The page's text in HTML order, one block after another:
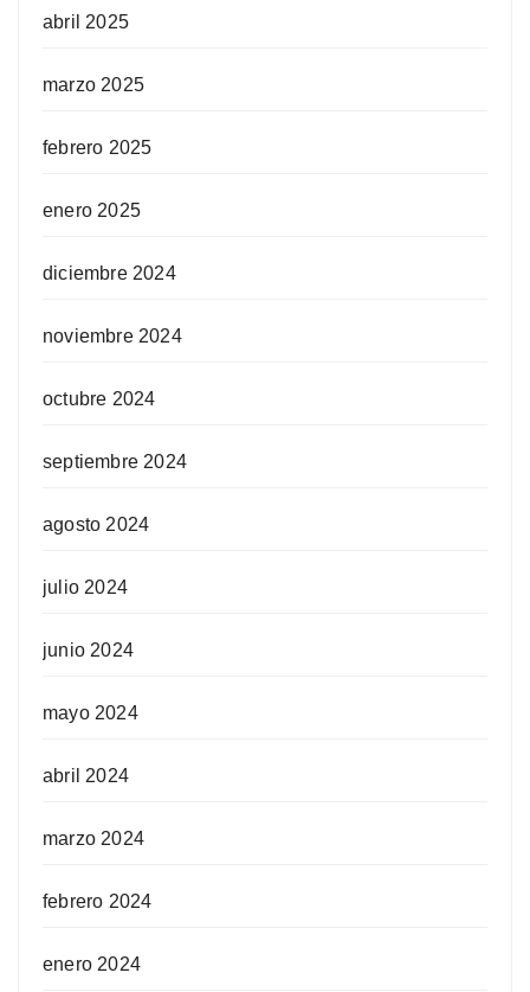
abril 2025
marzo 2025
febrero 2025
enero 2025
diciembre 2024
noviembre 2024
octubre 2024
septiembre 2024
agosto 2024
julio 2024
junio 2024
mayo 2024
abril 2024
marzo 2024
febrero 2024
enero 2024